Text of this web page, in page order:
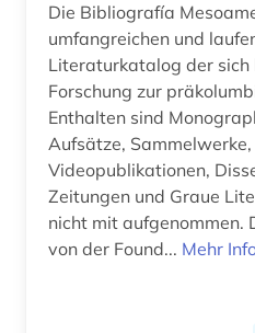
kudiyattam (1)
kultur (11)
kulturanthropologie (2)
kulturelles erbe (1)
kulturerbe (6)
kulturgut (3)
Die Bibliografía
umfangreichen und
Literaturkatalog der sich
Forschung zur
Enthalten sind
Aufsätze,
Videopublikationen,
Zeitungen und Graue
nicht mit aufgenommen.
von der Found... Mehr